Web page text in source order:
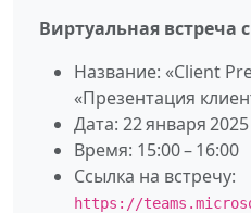
Виртуальная встреча
Название: «Client
«Презентация
Дата: 22 января 2025
Время: 15:00 – 16:00
Ссылка на встречу:
https://